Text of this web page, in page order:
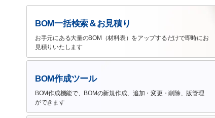
BOM一括検索＆お見積り
お手元にある大量のBOM（材料表）をアップするだけで即時にお
見積りいたします
BOM作成ツール
BOM作成機能で、BOMの新規作成、追加・変更・削除、版管理
ができます